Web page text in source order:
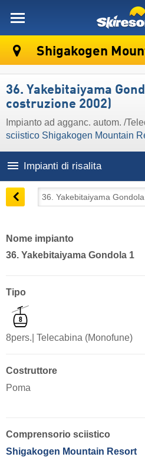
Shigakogen
36. Yakebitaiyama
costruzione 2002)
Impianto ad agganc. autom. /
sciistico Shigakogen Mountain
Impianti di risalita
Nome impianto
36. Yakebitaiyama Gondola 1
Tipo
8pers.| Telecabina (Monofune)
Costruttore
Poma
Comprensorio sciistico
Shigakogen Mountain Resort